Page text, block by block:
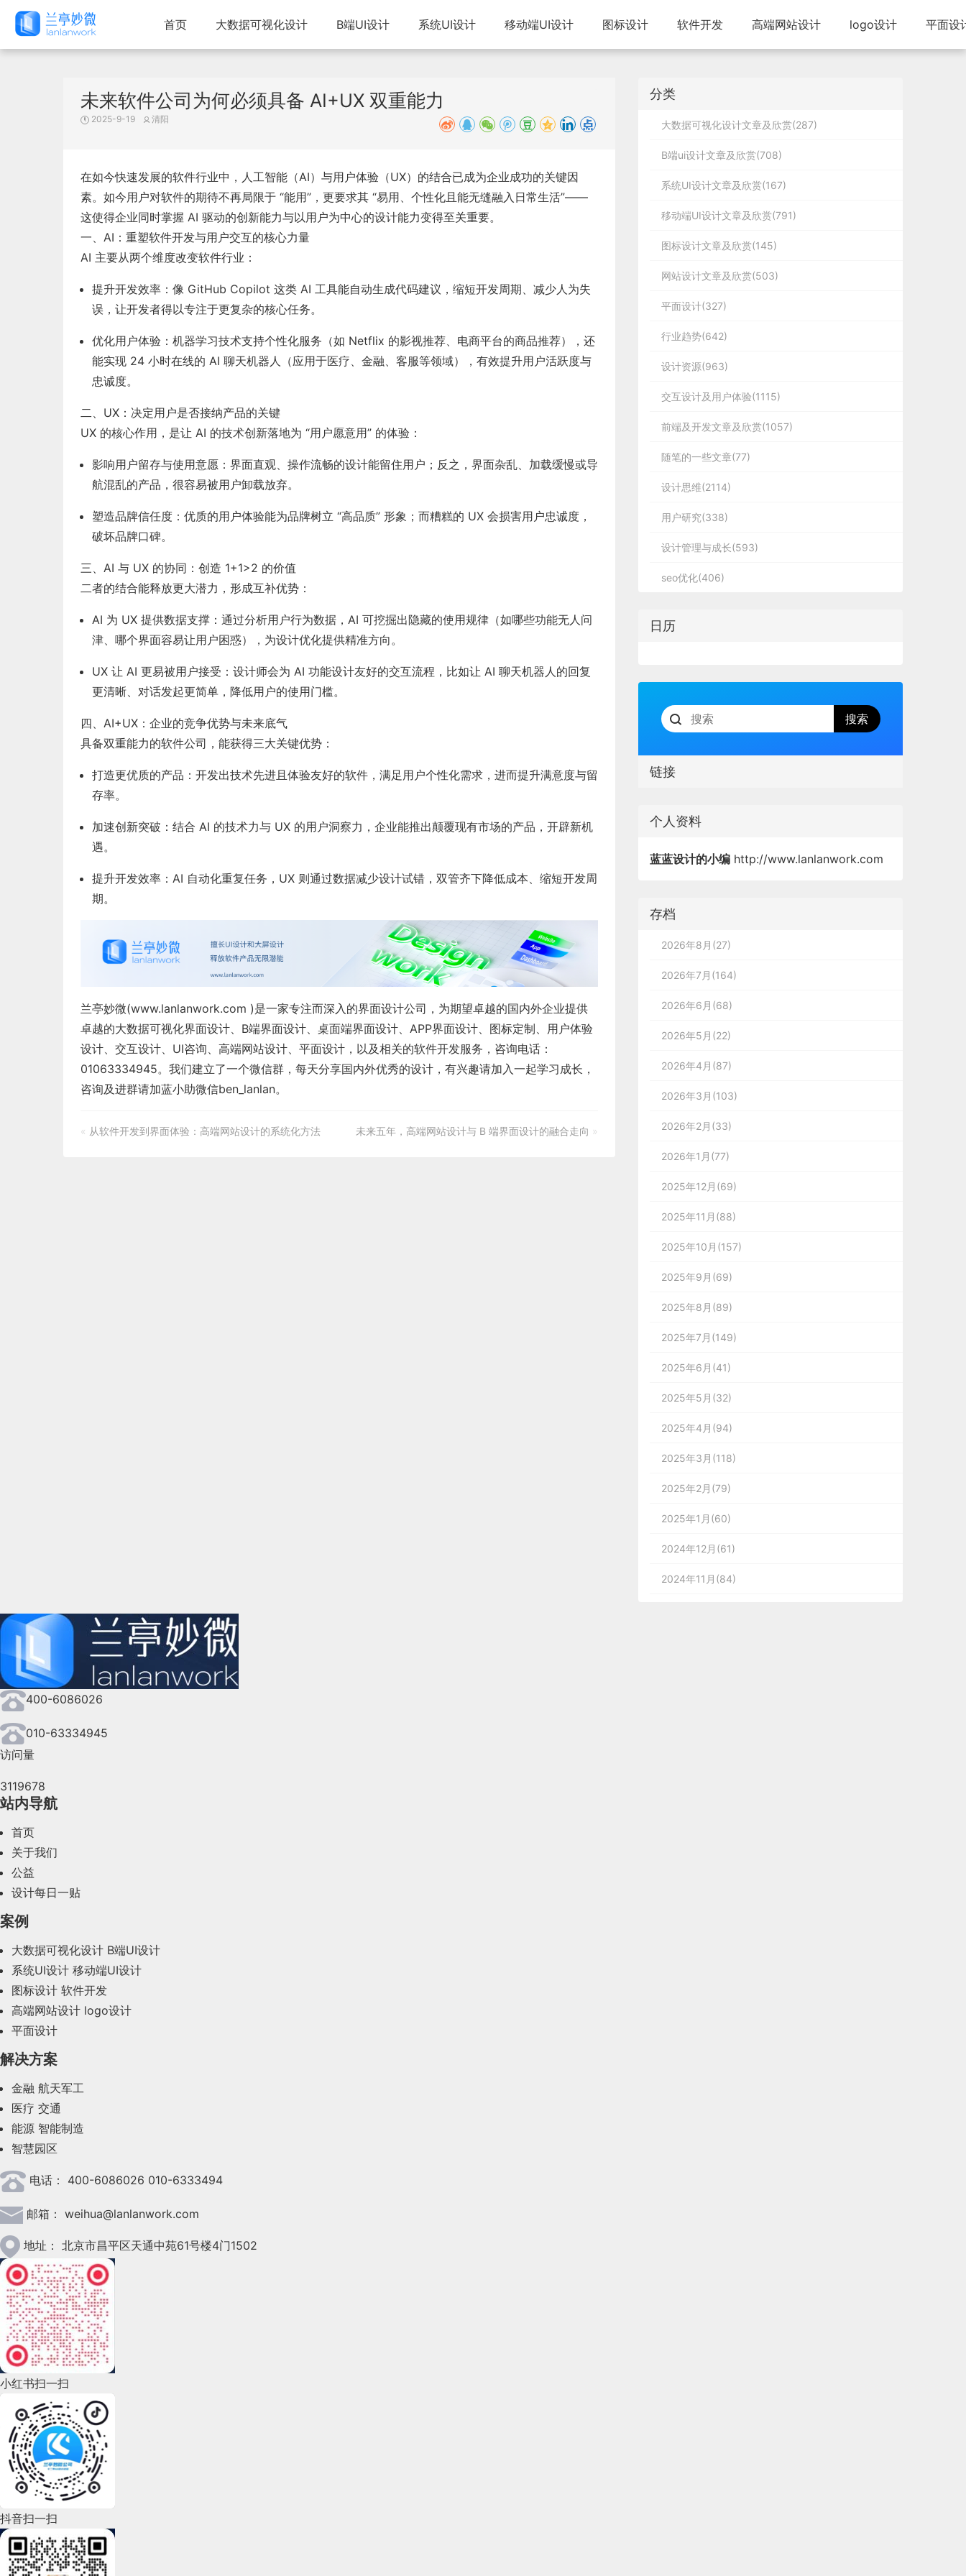
首页 大数据可视化设计 B端UI设计 系统UI设计 移动端UI设计 图标设计 软件开发 高端网站设计 logo设计 平面设
未来软件公司为何必须具备 AI+UX 双重能力
2025-9-19 清阳
在如今快速发展的软件行业中，人工智能（AI）与用户体验（UX）的结合已成为企业成功的关键因
素。如今用户对软件的期待不再局限于 “能用”，更要求其 “易用、个性化且能无缝融入日常生活”——
这使得企业同时掌握 AI 驱动的创新能力与以用户为中心的设计能力变得至关重要。
一、AI：重塑软件开发与用户交互的核心力量
AI 主要从两个维度改变软件行业：
提升开发效率 ：像 GitHub Copilot 这类 AI 工具能自动生成代码建议，缩短开发周期、减少人为失
误，让开发者得以专注于更复杂的核心任务。
优化用户体验 ：机器学习技术支持个性化服务（如 Netflix 的影视推荐、电商平台的商品推荐），还
能实现 24 小时在线的 AI 聊天机器人（应用于医疗、金融、客服等领域），有效提升用户活跃度与
忠诚度。
二、UX：决定用户是否接纳产品的关键
UX 的核心作用，是让 AI 的技术创新落地为 “用户愿意用” 的体验：
影响用户留存与使用意愿 ：界面直观、操作流畅的设计能留住用户；反之，界面杂乱、加载缓慢或导
航混乱的产品，很容易被用户卸载放弃。
塑造品牌信任度 ：优质的用户体验能为品牌树立 “高品质” 形象；而糟糕的 UX 会损害用户忠诚度，
破坏品牌口碑。
三、AI 与 UX 的协同：创造 1+1>2 的价值
二者的结合能释放更大潜力，形成互补优势：
AI 为 UX 提供数据支撑 ：通过分析用户行为数据，AI 可挖掘出隐藏的使用规律（如哪些功能无人问
津、哪个界面容易让用户困惑），为设计优化提供精准方向。
UX 让 AI 更易被用户接受 ：设计师会为 AI 功能设计友好的交互流程，比如让 AI 聊天机器人的回复
更清晰、对话发起更简单，降低用户的使用门槛。
四、AI+UX：企业的竞争优势与未来底气
具备双重能力的软件公司，能获得三大关键优势：
打造更优质的产品 ：开发出技术先进且体验友好的软件，满足用户个性化需求，进而提升满意度与留
存率。
加速创新突破 ：结合 AI 的技术力与 UX 的用户洞察力，企业能推出颠覆现有市场的产品，开辟新机
遇。
提升开发效率 ：AI 自动化重复任务，UX 则通过数据减少设计试错，双管齐下降低成本、缩短开发周
期。
兰亭妙微(www.lanlanwork.com )是一家专注而深入的界面设计公司，为期望卓越的国内外企业提供
卓越的大数据可视化界面设计 B端界面设计 桌面端界面设计 APP界面设计 图标定制
用户体验
设计
交互设计 UI咨询 高端网站设计 平面设计 ，以及相关的软件开发服务，咨询电话：
01063334945。我们建立了一个微信群，每天分享国内外优秀的设计，有兴趣请加入一起学习成长，
咨询及进群请加蓝小助微信ben_lanlan。
« 从软件开发到界面体验：高端网站设计的系统化方法 未来五年，高端网站设计与 B 端界面设计的融合走向 »
分类
大数据可视化设计文章及欣赏(287)
B端ui设计文章及欣赏(708)
系统UI设计文章及欣赏(167)
移动端UI设计文章及欣赏(791)
图标设计文章及欣赏(145)
网站设计文章及欣赏(503)
平面设计(327)
行业趋势(642)
设计资源(963)
交互设计及用户体验(1115)
前端及开发文章及欣赏(1057)
随笔的一些文章(77)
设计思维(2114)
用户研究(338)
设计管理与成长(593)
seo优化(406)
日历
链接
个人资料
蓝蓝设计的小编 http://www.lanlanwork.com
存档
2026年8月(27)
2026年7月(164)
2026年6月(68)
2026年5月(22)
2026年4月(87)
2026年3月(103)
2026年2月(33)
2026年1月(77)
2025年12月(69)
2025年11月(88)
2025年10月(157)
2025年9月(69)
2025年8月(89)
2025年7月(149)
2025年6月(41)
2025年5月(32)
2025年4月(94)
2025年3月(118)
2025年2月(79)
2025年1月(60)
2024年12月(61)
2024年11月(84)
400-6086026
010-63334945
访问量
3119678
站内导航
首页
关于我们
公益
设计每日一贴
案例
大数据可视化设计 B端UI设计
系统UI设计 移动端UI设计
图标设计 软件开发
高端网站设计 logo设计
平面设计
解决方案
金融 航天军工
医疗 交通
能源 智能制造
智慧园区
电话： 400-6086026 010-6333494
邮箱： weihua@lanlanwork.com
地址： 北京市昌平区天通中苑61号楼4门1502
小红书扫一扫
抖音扫一扫